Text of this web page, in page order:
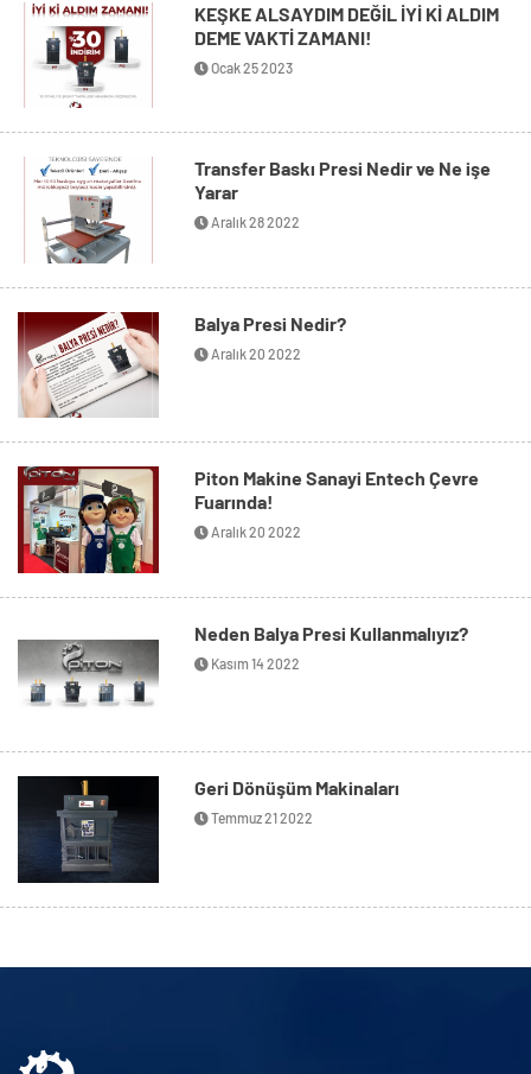
KEŞKE ALSAYDIM DEĞİL İYİ Kİ ALDIM
DEME VAKTİ ZAMANI!
Ocak 25 2023
Transfer Baskı Presi Nedir ve Ne işe
Yarar
Aralık 28 2022
Balya Presi Nedir?
Aralık 20 2022
Piton Makine Sanayi Entech Çevre
Fuarında!
Aralık 20 2022
Neden Balya Presi Kullanmalıyız?
Kasım 14 2022
Geri Dönüşüm Makinaları
Temmuz 21 2022